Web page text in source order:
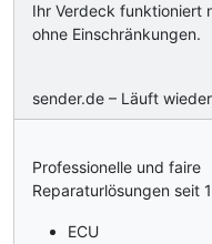
Ihr Verdeck funktioniert
ohne Einschränkungen.
sender.de – Läuft wieder
Professionelle und faire
Reparaturlösungen seit
ECU